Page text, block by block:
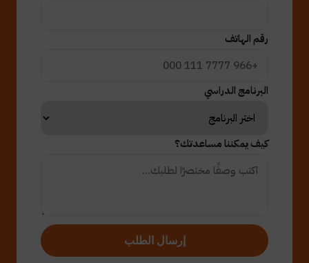
رقم الهاتف
البرنامج الدراسي
كيف يمكننا مساعدتك؟
إرسال الطلب